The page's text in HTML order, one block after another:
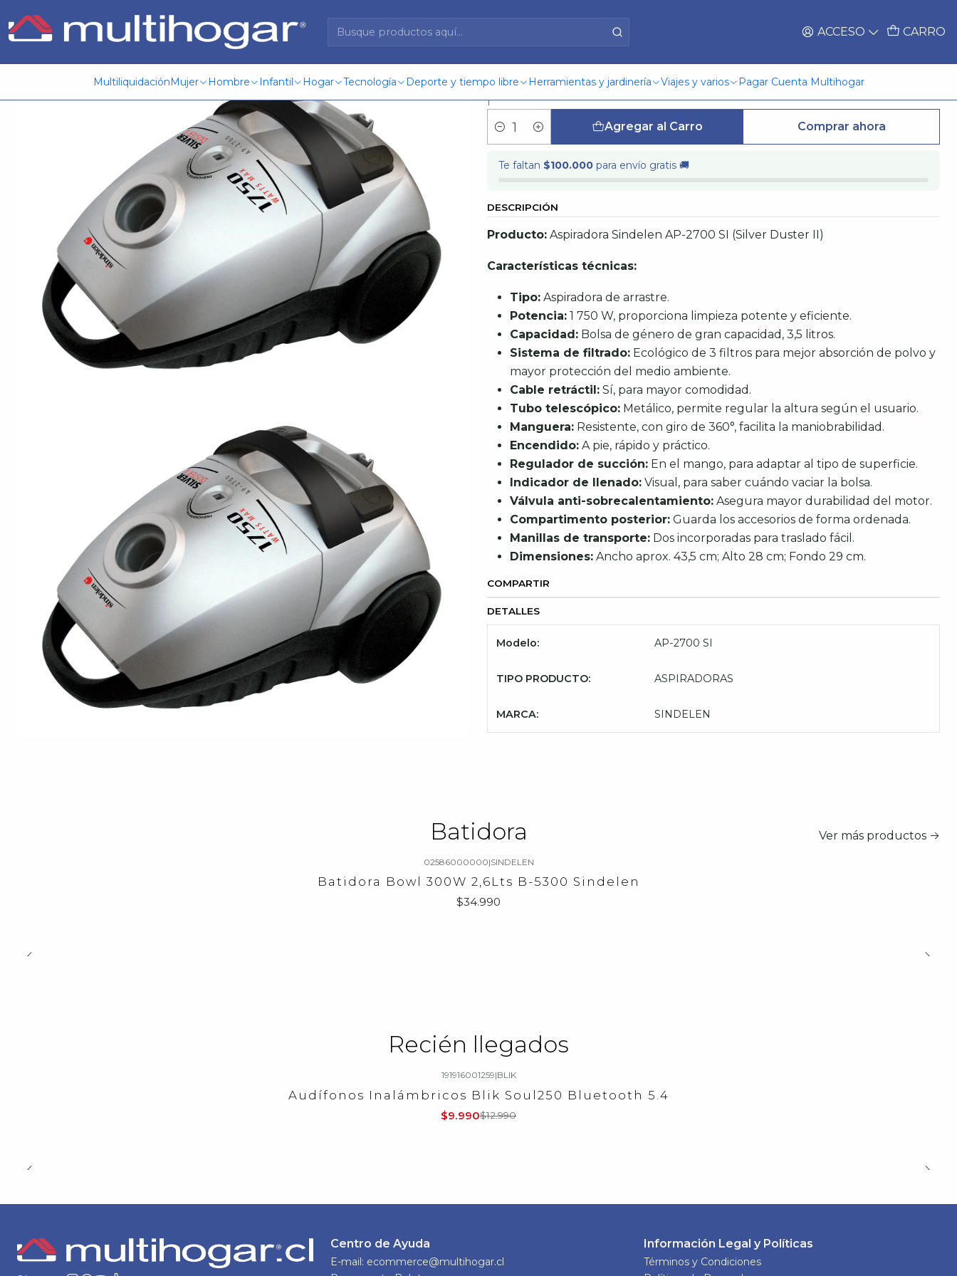
ACCESO CARRO
MultiliquidaciónMujer Hombre Infantil Hogar Tecnología Deporte y tiempo libre Herramientas y jardinería Viajes y varios Pagar Cuenta Multihogar
Inicio Electrodomesticos
Aspiradora Ap-2700 Si
|
Cantidad
Agregar al Carro Comprar ahora
Te faltan $100.000 para envío gratis 🚚
DESCRIPCIÓN
Producto: Aspiradora Sindelen AP-2700 SI (Silver Duster II)
Características técnicas:
Tipo: Aspiradora de arrastre.
Potencia: 1 750 W, proporciona limpieza potente y eficiente.
Capacidad: Bolsa de género de gran capacidad, 3,5 litros.
Sistema de filtrado: Ecológico de 3 filtros para mejor absorción de polvo y
mayor protección del medio ambiente.
Cable retráctil: Sí, para mayor comodidad.
Tubo telescópico: Metálico, permite regular la altura según el usuario.
Manguera: Resistente, con giro de 360°, facilita la maniobrabilidad.
Encendido: A pie, rápido y práctico.
Regulador de succión: En el mango, para adaptar al tipo de superficie.
Indicador de llenado: Visual, para saber cuándo vaciar la bolsa.
Válvula anti-sobrecalentamiento: Asegura mayor durabilidad del motor.
Compartimento posterior: Guarda los accesorios de forma ordenada.
Manillas de transporte: Dos incorporadas para traslado fácil.
Dimensiones: Ancho aprox. 43,5 cm; Alto 28 cm; Fondo 29 cm.
COMPARTIR
DETALLES
Modelo: AP-2700 SI
TIPO PRODUCTO: ASPIRADORAS
MARCA: SINDELEN
Batidora Ver más productos
02586000000|SINDELEN
Batidora Bowl 300W 2,6Lts B-5300 Sindelen
$34.990
Recién llegados
191916001259|BLIK
Audífonos Inalámbricos Blik Soul250 Bluetooth 5.4
$9.990$12.990
Centro de Ayuda
E-mail: ecommerce@multihogar.cl
Información Legal y Políticas
Términos y Condiciones